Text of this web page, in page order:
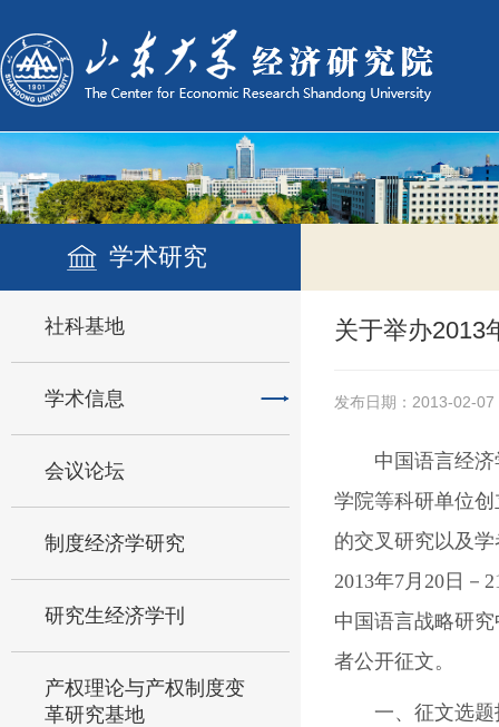
学术研究
社科基地
学术信息
会议论坛
制度经济学研究
研究生经济学刊
产权理论与产权制度变
革研究基地
关于举办2013
发布日期：2013-02-07
中国语言经
学院等科研单位
的交叉研究以及
2013年7月20日－
中国语言战略研
者公开征文。
一、征文选